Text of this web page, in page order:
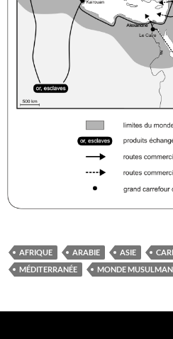
AFRIQUE ARABIE ASIE
MÉDITERRANÉE
MONDE MUSULMAN